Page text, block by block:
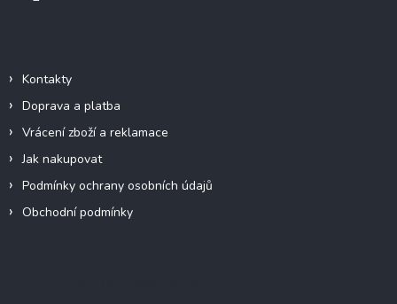
Kontakty
Doprava a platba
Vrácení zboží a reklamace
Jak nakupovat
Podmínky ochrany osobních údajů
Obchodní podmínky